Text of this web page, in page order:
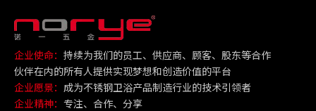
企业使命： 持续为我们的员工、供应商、顾客、股东等合作
伙伴在内的所有人提供实现梦想和创造价值的平台
企业愿景： 成为不锈钢卫浴产品制造行业的技术引领者
企业精神： 专注、合作、分享